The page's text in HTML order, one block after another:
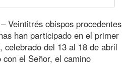
Veintitrés obispos procedentes
han participado en el primer
celebrado del 13 al 18 de abril
con el Señor, el camino